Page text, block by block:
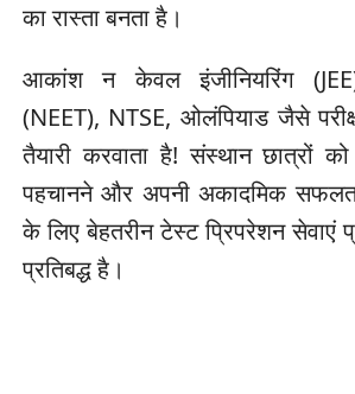
का रास्ता बनता है।
आकांश न केवल इंजीनियरिंग
(NEET), NTSE, ओलंपियाड जैसे
तैयारी करवाता है! संस्थान छात्रों
पहचानने और अपनी अकादमिक
के लिए बेहतरीन टेस्ट प्रिपरेशन सेवाएं
प्रतिबद्ध है।